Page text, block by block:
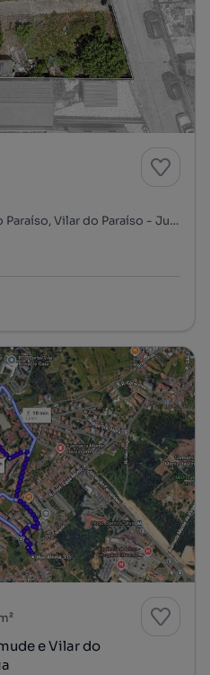
Recanto de Sortes - Vilar do Paraíso, Vilar do Paraíso - Junqueira - São Caetano, Mafamude e Vilar do Paraíso, Vila Nova de Gaia, Porto